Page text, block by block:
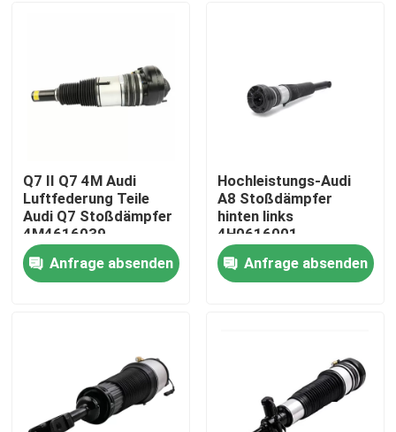
Zu Hause
Produkte
Über uns
Q7 II Q7 4M Audi
Luftfederung Teile
Audi Q7 Stoßdämpfer
4M4616039
Anfrage absenden
Hochleistungs-Audi
A8 Stoßdämpfer
hinten links
4H0616001
Anfrage absenden